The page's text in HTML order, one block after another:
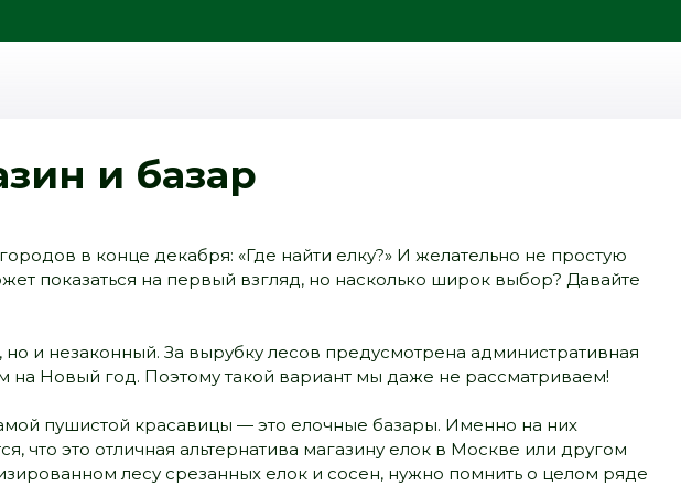
и базар
в конце декабря: «Где найти елку?» И желательно не простую
показаться на первый взгляд, но насколько широк выбор? Давайте
и незаконный. За вырубку лесов предусмотрена административная
на Новый год. Поэтому такой вариант мы даже не рассматриваем!
пушистой красавицы — это елочные базары. Именно на них
это отличная альтернатива магазину елок в Москве или другом
лесу срезанных елок и сосен, нужно помнить о целом ряде